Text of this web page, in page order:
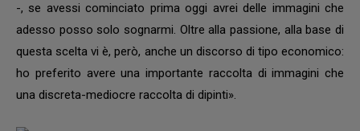
-, se avessi cominciato prima oggi avrei delle immagini che
adesso posso solo sognarmi. Oltre alla passione, alla base di
questa scelta vi è, però, anche un discorso di tipo economico:
ho preferito avere una importante raccolta di immagini che
una discreta-mediocre raccolta di dipinti».